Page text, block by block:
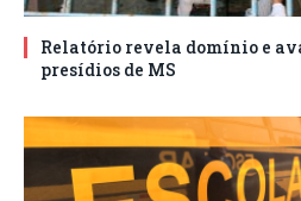
Relatório revela domínio e
presídios de MS